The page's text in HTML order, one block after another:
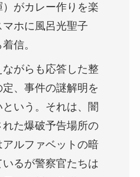
がカレー作りを楽
ホに風呂光聖子
信。
がらも応答した整
、事件の謎解明を
いう。それは、闇
た爆破予告場所の
ルファベットの暗
るが警察官たちは